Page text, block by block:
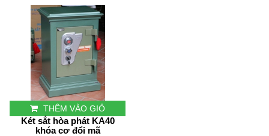
THÊM VÀO GIỎ
Két sắt hòa phát KA40
khóa cơ đổi mã